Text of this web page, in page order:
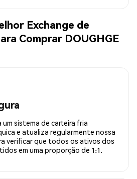
Exchange de
Comprar DOUGHGE
um sistema de carteira fria
e atualiza regularmente nossa
verificar que todos os ativos dos
em uma proporção de 1:1.